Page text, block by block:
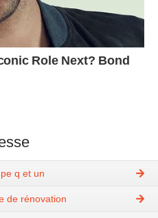
q et un
de rénovation